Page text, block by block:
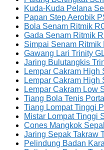
Kuda-Kuda Pelana
Papan Step Aerobik
Bola Senam Ritmik
Gada Senam Ritmik
Simpai Senam Ritmik
Gawang Lari Trinity
Jaring Bulutangkis
Lempar Cakram
Lempar Cakram High
Lempar Cakram Low
Tiang Bola Tenis
Tiang Lompat Tinggi
Mistar Lompat Tinggi
Cones Mangkok
Jaring Sepak Takraw
Pelindung Badan